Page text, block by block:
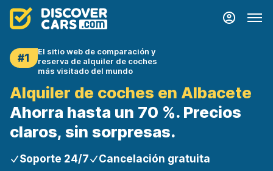
#1
El sitio web de comparación y
reserva de alquiler de coches
más visitado del mundo
Alquiler de coches en Albacete
Ahorra hasta un 70 %. Precios
claros, sin sorpresas.
Soporte 24/7 Cancelación gratuita